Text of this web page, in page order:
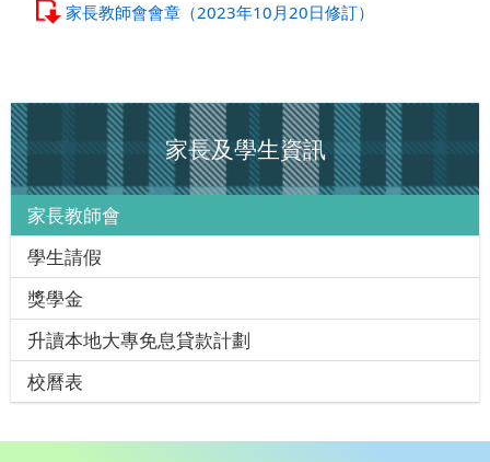
家長教師會會章（2023年10月20日修訂）
家長及學生資訊
家長教師會
學生請假
獎學金
升讀本地大專免息貸款計劃
校曆表